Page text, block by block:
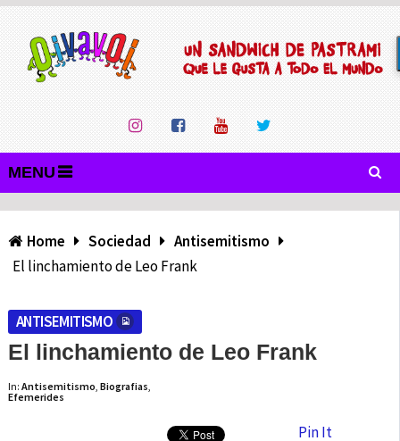
MENU
Home Sociedad
Antisemitismo
El linchamiento de Leo Frank
ANTISEMITISMO
El linchamiento de Leo Frank
In: Antisemitismo, Biografias,
Efemerides
Pin It